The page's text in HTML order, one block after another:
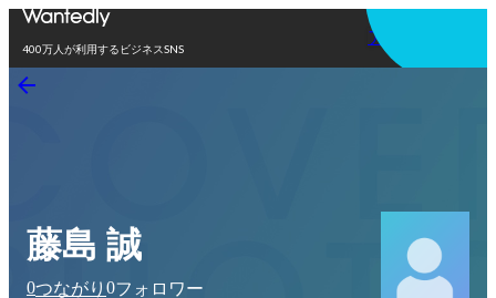
400万人が利用するビジネスSNS
アプリを使う
藤島 誠
0つながり 0フォロワー